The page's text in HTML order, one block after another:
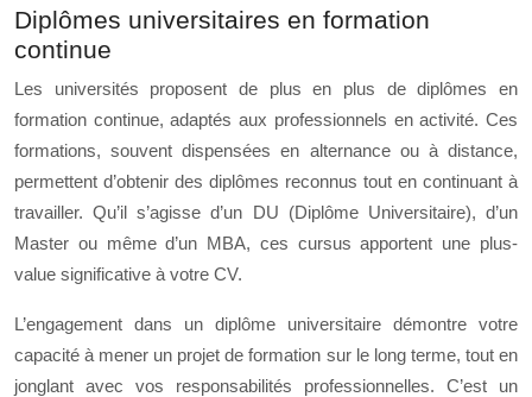
Diplômes universitaires en formation
continue
Les universités proposent de plus en plus de diplômes en
formation continue, adaptés aux professionnels en activité. Ces
formations, souvent dispensées en alternance ou à distance,
permettent d’obtenir des diplômes reconnus tout en continuant à
travailler. Qu’il s’agisse d’un DU (Diplôme Universitaire), d’un
Master ou même d’un MBA, ces cursus apportent une plus-
value significative à votre CV.
L’engagement dans un diplôme universitaire démontre votre
capacité à mener un projet de formation sur le long terme, tout en
jonglant avec vos responsabilités professionnelles. C’est un